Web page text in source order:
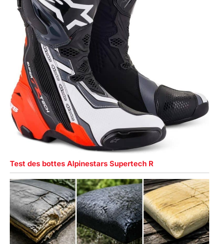
Test des bottes Alpinestars Supertech R